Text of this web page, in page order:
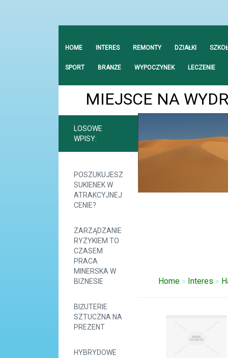
HOME INTERES REMONTY DZIAŁKI
SPORT BRANŻE WYPOCZYNEK LECZENIE
MIEJSCE NA
LOSOWE
WPISY:
POSZUKUJESZ
SUKIENEK W
ATRAKCYJNEJ
CENIE?
ZARZĄDZANIE
RYZYKIEM TO
CZASEM
PRACA
MINERSKA W
BIZNESIE
BIŻUTERIE
SZTUCZNA NA
PREZENT
HYBRYDOWE
Home » Interes »